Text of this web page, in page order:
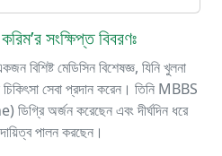
সংক্ষিপ্ত বিবরণঃ
বিশিষ্ট মেডিসিন বিশেষজ্ঞ, যিনি খুলনা
সেবা প্রদান করেন। তিনি MBBS
অর্জন করেছেন এবং দীর্ঘদিন ধরে
পালন করছেন।